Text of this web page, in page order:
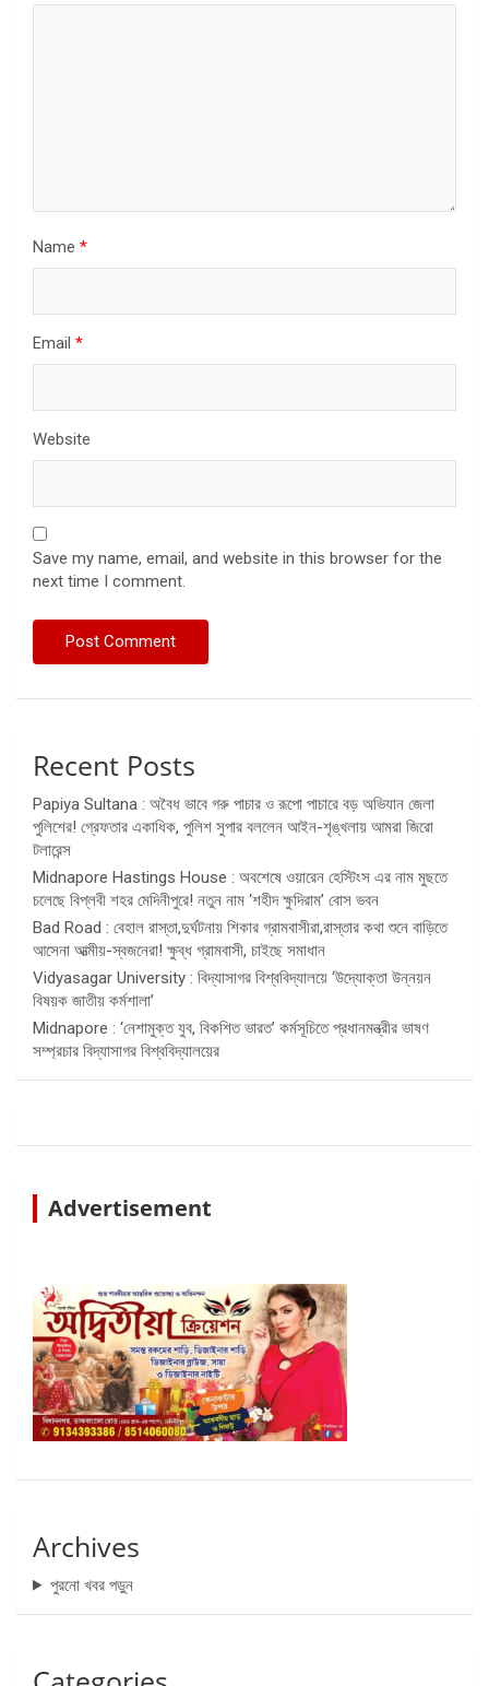
Name *
Email *
Website
Save my name, email, and website in this browser for the
next time I comment.
Recent Posts
Papiya Sultana : অবৈধ ভাবে গরু পাচার ও রূপো পাচারে বড় অভিযান জেলা
পুলিশের! গ্রেফতার একাধিক, পুলিশ সুপার বললেন আইন-শৃঙ্খলায় আমরা জিরো
টলারেন্স
Midnapore Hastings House : অবশেষে ওয়ারেন হেস্টিংস এর নাম মুছতে
চলেছে বিপ্লবী শহর মেদিনীপুরে! নতুন নাম ‘শহীদ ক্ষুদিরাম’ বোস ভবন
Bad Road : বেহাল রাস্তা,দুর্ঘটনায় শিকার গ্রামবাসীরা,রাস্তার কথা শুনে বাড়িতে
আসেনা আত্মীয়-স্বজনেরা! ক্ষুব্ধ গ্রামবাসী, চাইছে সমাধান
Vidyasagar University : বিদ্যাসাগর বিশ্ববিদ্যালয়ে ‘উদ্যোক্তা উন্নয়ন
বিষয়ক জাতীয় কর্মশালা’
Midnapore : ‘নেশামুক্ত যুব, বিকশিত ভারত’ কর্মসূচিতে প্রধানমন্ত্রীর ভাষণ
সম্প্রচার বিদ্যাসাগর বিশ্ববিদ্যালয়ের
Advertisement
Archives
পুরনো খবর পড়ুন